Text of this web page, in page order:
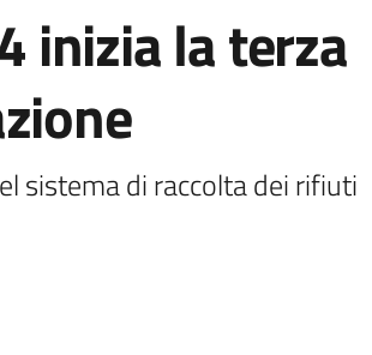
inizia la terza
sistema di raccolta dei rifiuti